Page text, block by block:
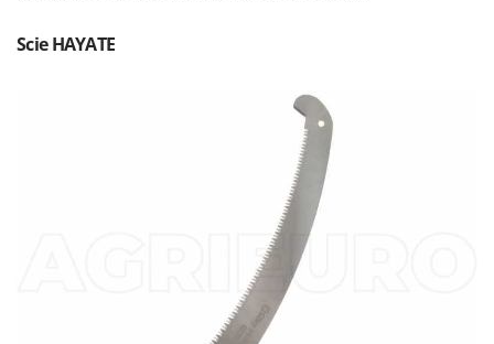
Motoculteurs
Nettoyeurs et Balais à vapeur
Nettoyeurs haute pression
Nettoyeurs tapis, moquettes et tapisseries
Ferrari Group
Scie HAYATE